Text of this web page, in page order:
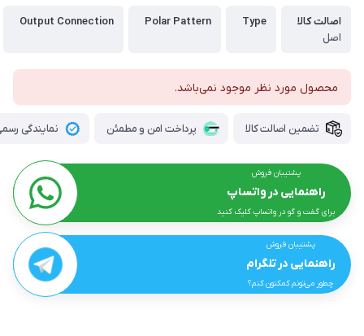
اصالت کالا
اصل
Type
Polar Pattern
Output Connection
محصول مورد نظر موجود نمی‌باشد.
تضمین اصالت کالا پرداخت امن و مطمئن نمایندگی
پشتیبان فروش
راهنمایی در واتساپ
برای گفت و گو در واتساپ کلیک کنید
پشتیبان فروش
راهنمایی در تلگرام
چطور می‌تونم کمکتون کنم؟